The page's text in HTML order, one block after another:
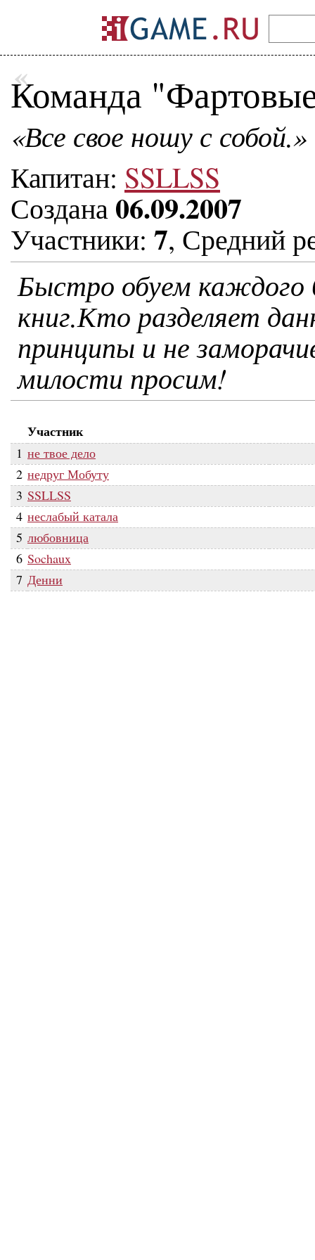
Команда
«Все свое ношу с собой.»
Капитан: SSLLSS
Создана 06.09.2007
Участники: 7, Средний
Быстро обуем каждого
книг.Кто разделяет
принципы и не
милости просим!
Участник
1 не твое дело
2 недруг Мобуту
3 SSLLSS
4 неслабый катала
5 любовница
6 Sochaux
7 Денни
«